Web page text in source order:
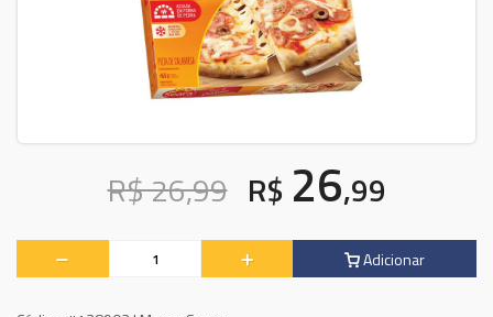
R$ 26,99 R$ 26,99
Adicionar